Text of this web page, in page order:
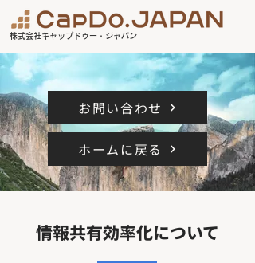
株式会社キャップドゥー・ジャパン
お問い合わせ
ホームに戻る
情報共有効率化について